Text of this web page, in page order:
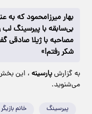
بهار میرزامحمود که به
بی‌سابقه با پیرسینگ
مصاحبه با ژیلا
شکر رفتم!»
به گزارشپارسینه ، این
می‌شنوید.
پیرسینگ خانم بازیگر